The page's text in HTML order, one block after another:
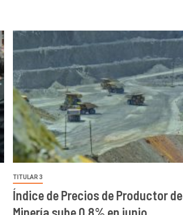
TITULAR 3
Índice de Precios de Productor de